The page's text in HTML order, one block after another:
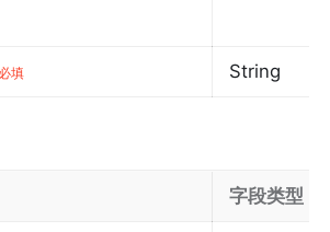
必填 String
字段类型